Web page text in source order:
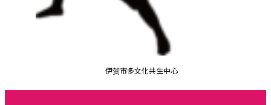
伊贺市多文化共生中心